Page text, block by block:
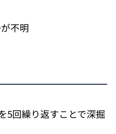
不明
5回繰り返すことで深掘